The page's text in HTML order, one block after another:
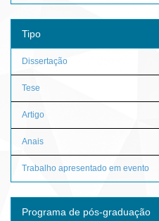
Tipo
Dissertação
Tese
Artigo
Anais
Trabalho apresentado em evento
Programa de pós-graduação